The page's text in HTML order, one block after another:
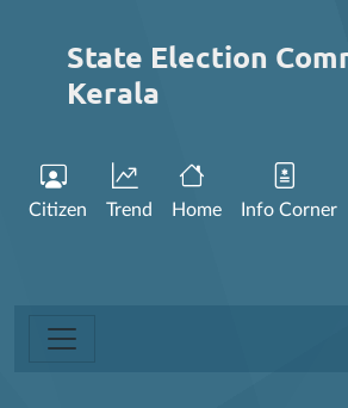
State Election
Kerala
Citizen Trend Home Info Corner